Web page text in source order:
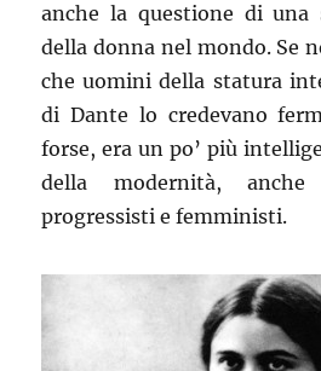
anche la questione di una
della donna nel mondo. Se
che uomini della statura
di Dante lo credevano
forse, era un po’ più
della modernità, anche
progressisti e femministi.